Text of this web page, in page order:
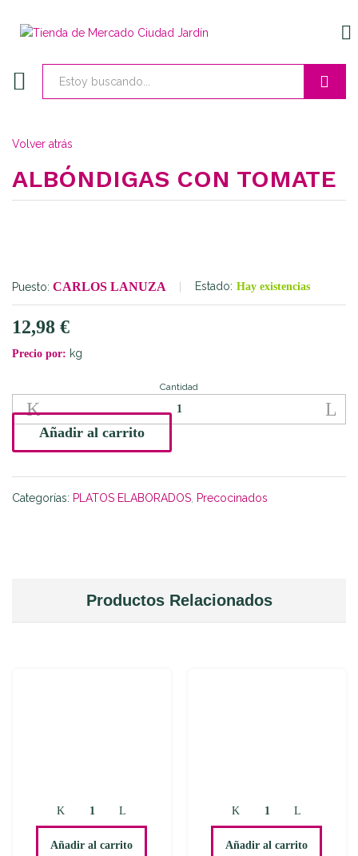
Volver atrás
ALBÓNDIGAS CON TOMATE
Puesto: CARLOS LANUZA Estado: Hay existencias
12,98 €
Precio por: kg
Albóndigas
con
Tomate
Cantidad
Añadir al carrito
Categorías: PLATOS ELABORADOS Precocinados
Productos Relacionados
Codorniz
Escabechada
quantity
Añadir al carrito
Baturricos
quantity
Añadir al carrito